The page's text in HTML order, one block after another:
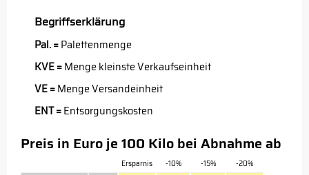
Begriffserklärung
Pal. =Palettenmenge
KVE =Menge kleinste Verkaufseinheit
VE =Menge Versandeinheit
ENT =Entsorgungskosten
Preis in Euro je 100 Kilo bei Abnahme ab
Ersparnis -10% -15%
-20%